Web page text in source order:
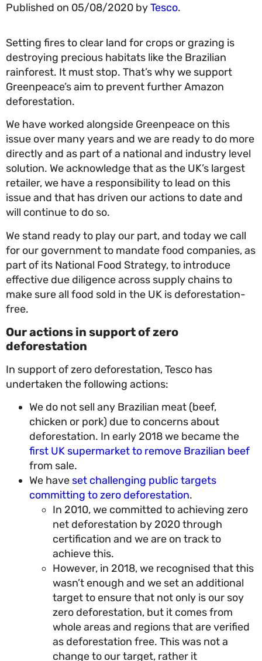
Published on 05/08/2020 byTesco
Setting fires to clear land for crops or grazing is
destroying precious habitats like the Brazilian
rainforest. It must stop. That’s why we support
Greenpeace’s aim to prevent further Amazon
deforestation.
We have worked alongside Greenpeace on this
issue over many years and we are ready to do
directly and as part of a national and industry
solution. We acknowledge that as the UK’s largest
retailer, we have a responsibility to lead on this
issue and that has driven our actions to date and
will continue to do so.
We stand ready to play our part, and today we
for our government to mandate food companies,
part of its National Food Strategy, to introduce
effective due diligence across supply chains to
make sure all food sold in the UK is
free.
Our actions in support of zero
deforestation
In support of zero deforestation, Tesco has
undertaken the following actions:
We do not sell any Brazilian meat (beef,
chicken or pork) due to concerns about
deforestation. In early 2018 we became the
first UK supermarket to remove Brazilian
from sale.
We have set challenging public targets
committing to zero deforestation
In 2010, we committed to achieving
net deforestation by 2020 through
certification and we are on track to
achieve this.
However, in 2018, we recognised that
wasn’t enough and we set an additional
target to ensure that not only is our soy
zero deforestation, but it comes from
whole areas and regions that are
as deforestation free. This was not a
change to our target, rather it